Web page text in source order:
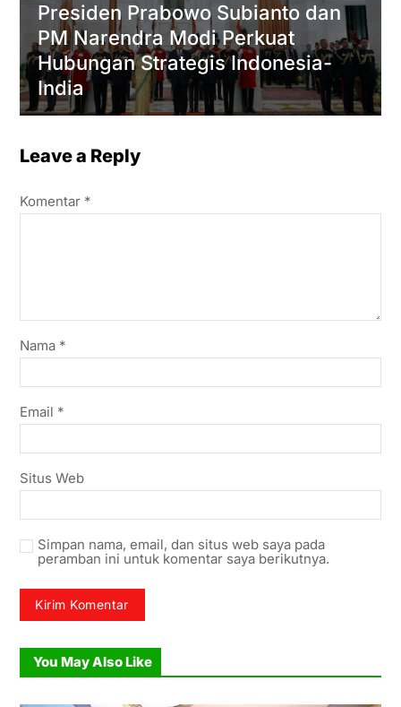
Presiden Prabowo Subianto dan
PM Narendra Modi Perkuat
Hubungan Strategis Indonesia-
India
Leave a Reply
Komentar *
Nama *
Email *
Situs Web
Simpan nama, email, dan situs web saya pada
peramban ini untuk komentar saya berikutnya.
You May Also Like